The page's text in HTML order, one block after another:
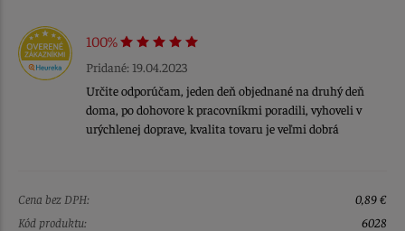
100%
Pridané: 19.04.2023
Určite odporúčam, jeden deň objednané na druhý deň
doma, po dohovore k pracovníkmi poradili, vyhoveli v
urýchlenej doprave, kvalita tovaru je veľmi dobrá
Cena bez DPH:
0,89 €
Kód produktu:
6028